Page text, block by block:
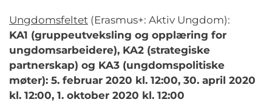
Ungdomsfeltet (Erasmus+: Aktiv Ungdom):
KA1 (gruppeutveksling og opplæring for
ungdomsarbeidere), KA2 (strategiske
partnerskap) og KA3 (ungdomspolitiske
møter): 5. februar 2020 kl. 12:00, 30. april 2020
kl. 12:00, 1. oktober 2020 kl. 12:00